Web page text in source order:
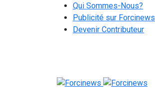
Qui Sommes-Nous?
Publicité sur Forcinews
Devenir Contributeur